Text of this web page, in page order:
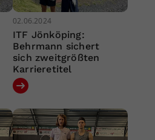
02.06.2024
ITF Jönköping:
Behrmann sichert
sich zweitgrößten
Karrieretitel